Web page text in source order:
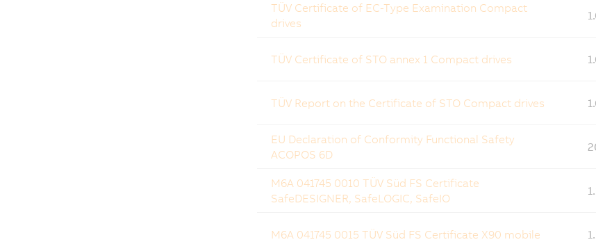
TÜV Certificate of EC-Type Examination Compact
drives
TÜV Certificate of STO annex 1 Compact drives
TÜV Report on the Certificate of STO Compact drives
EU Declaration of Conformity Functional Safety
ACOPOS 6D
M6A 041745 0010 TÜV Süd FS Certificate
SafeDESIGNER, SafeLOGIC, SafeIO
M6A 041745 0015 TÜV Süd FS Certificate X90 mobile